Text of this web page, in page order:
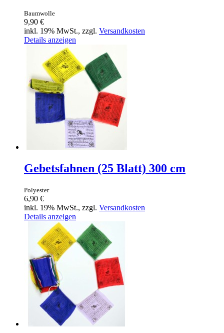
Baumwolle
9,90 €
inkl. 19% MwSt., zzgl. Versandkosten
Details anzeigen
Gebetsfahnen (25 Blatt) 300 cm
Polyester
6,90 €
inkl. 19% MwSt., zzgl. Versandkosten
Details anzeigen